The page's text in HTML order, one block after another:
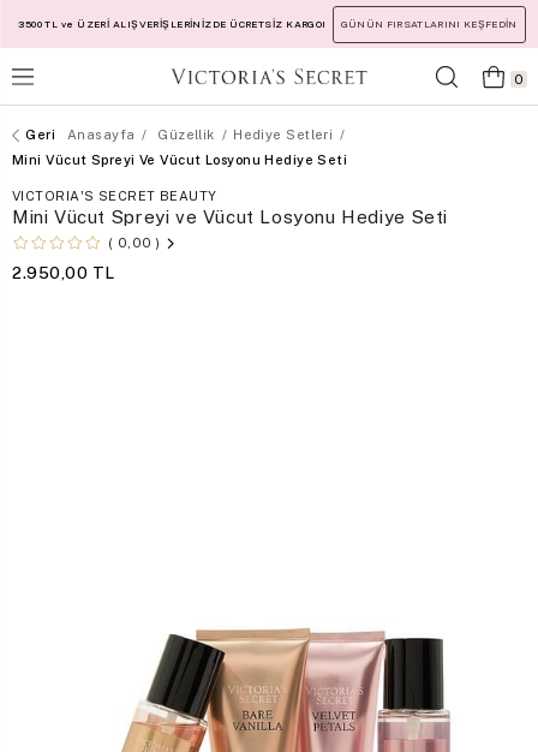
3500 TL ve ÜZERİ ALIŞVERİŞLERİNİZDE ÜCRETSİZ KARGO! GÜNÜN FIRSATLARINI KEŞFEDİN
0
Anasayfa Güzellik
Hediye Setleri
Mini Vücut Spreyi Ve Vücut Losyonu Hediye Seti
VICTORIA'S SECRET BEAUTY
Mini Vücut Spreyi ve Vücut Losyonu Hediye Seti
0,00
2.950,00 TL